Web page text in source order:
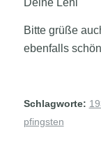
Deine Leni
Bitte grüße
ebenfalls
Schlagworte:
pfingsten